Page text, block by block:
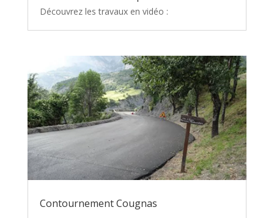
Découvrez les travaux en vidéo :
Contournement Cougnas